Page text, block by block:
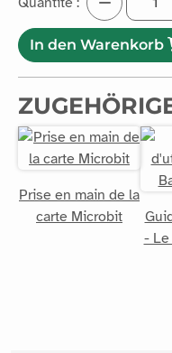
In den Warenkorb
Prise en main de la
carte Microbit
- Le